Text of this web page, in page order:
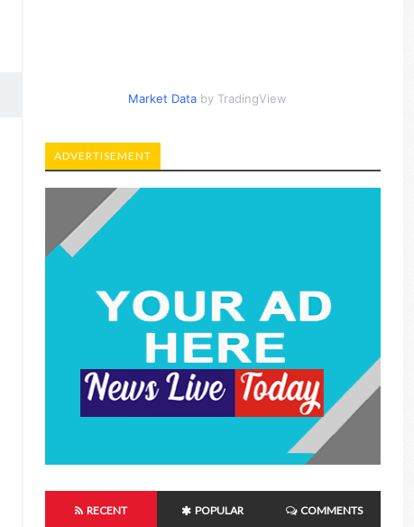
Market Databy TradingView
ADVERTISEMENT
RECENT POPULAR COMMENTS